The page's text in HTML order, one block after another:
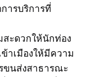
ารบริการที่
ะดวกให้นักท่อง
าเมืองให้มีความ
ขนส่งสาธารณะ